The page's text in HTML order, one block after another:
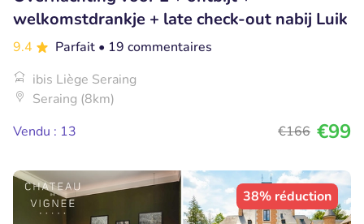
welkomstdrankje + late check-out nabij Luik
9.4 Parfait • 19 commentaires
ibis Liège Seraing
Seraing (8km)
Vendu : 13
€166 €99
38% réduction